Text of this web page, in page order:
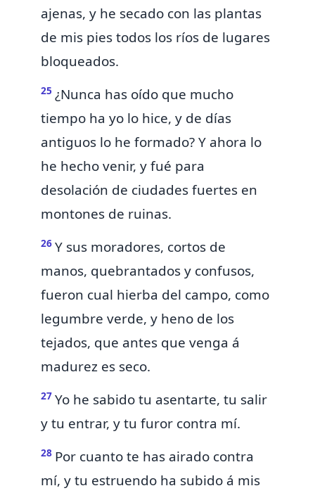
ajenas, y he secado con las plantas
de mis pies todos los ríos de lugares
bloqueados.
25 ¿Nunca has oído que mucho
tiempo ha yo lo hice, y de días
antiguos lo he formado? Y ahora lo
he hecho venir, y fué para
desolación de ciudades fuertes en
montones de ruinas.
26 Y sus moradores, cortos de
manos, quebrantados y confusos,
fueron cual hierba del campo, como
legumbre verde, y heno de los
tejados, que antes que venga á
madurez es seco.
27 Yo he sabido tu asentarte, tu salir
y tu entrar, y tu furor contra mí.
28 Por cuanto te has airado contra
mí, y tu estruendo ha subido á mis